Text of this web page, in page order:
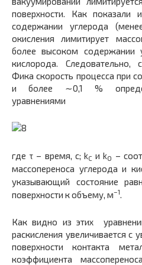
поверхности. Как показали
содержании углерода
окисления лимитирует
более высоком содержании
кислорода. Следовательно,
Фика скорость процесса при
и более ∼0,1 %
уравнениями
где τ – время, с; kC и kО
–
массопереноса углерода и
указывающий состояние
поверхности к объему, м–1.
Как видно из этих
раскисления увеличивается с
поверхности контакта
коэффициента